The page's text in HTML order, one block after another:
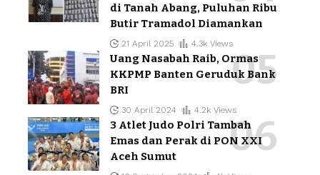
di Tanah Abang, Puluhan Ribu
Butir Tramadol Diamankan
21 April 2025 4.3k Views
Uang Nasabah Raib, Ormas
KKPMP Banten Geruduk Bank
BRI
30 April 2024 4.2k Views
3 Atlet Judo Polri Tambah
Emas dan Perak di PON XXI
Aceh Sumut